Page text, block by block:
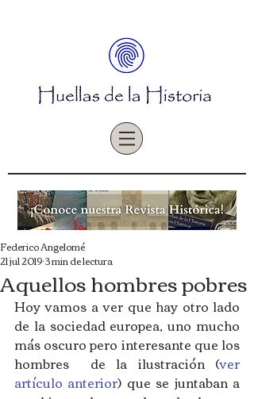
Aquellos hombres pobres
Federico Angelomé
21 jul 20193 min de lectura
Hoy vamos a ver que hay otro lado
de la sociedad europea, uno mucho
más oscuro pero interesante que los
hombres  de la ilustración (ver
artículo anterior) que se juntaban a